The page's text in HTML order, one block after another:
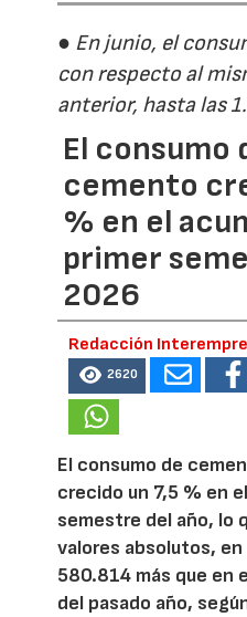
● En junio, el
con respecto al
anterior, hasta las
El consumo
cemento
% en el
primer
2026
Redacción
2620
El consumo de
crecido un 7,5 % en
semestre del año, lo
valores absolutos,
580.814 más que en
del pasado año,